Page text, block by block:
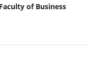
of Business